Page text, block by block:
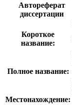
Автореферат
диссертации
Короткое
название:
Полное название:
Местонахождение: